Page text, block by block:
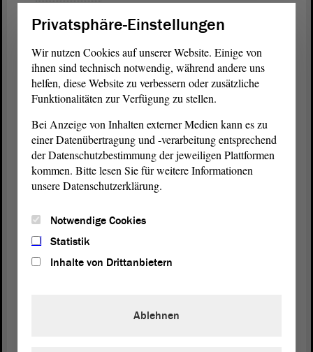
DIE LINKE: „Krisenkosten gerecht verteilen"
Mit dem Redebeitrag hätte die AfD-Fraktionden Beweis angetreten,
dass sie „die gefährlichsteParteifür dieDemokratiein unserem
Land“ sei, sagte Eva von Angern (DIE LINKE). Während für den
Ministerpräsidenten offenbar die Wirtschaft des Landes an erster
Stelle stehe, seien es bei ihrer
Fraktion
die Menschen. Diese seien,
laut Experten, mittlerweile nicht mehr nur von einer „relativen“,
sondern von einer „absoluten Armut“ bedroht.
Die Linken-Abgeordnete mahnte: „Die Maßnahmen greifen
angesichts der Tiefe der Krise zu kurz und kommen zu spät.“
Es komme jetzt darauf an, sozialgerechte Maßnahmen zu
beschließen und nicht zu warten, bis die Bundesregierung handle.
wirkt der Spaltung unserer Gesellschaft entgegen.“
habe ein Interesse daran, das Land durch die
Privatsphäre-Einstellungen
Wir nutzen Cookies auf unserer Website. Einige von
ihnen sind technisch notwendig, während andere uns
helfen, diese Website zu verbessern oder zusätzliche
Funktionalitäten zur Verfügung zu stellen.
Bei Anzeige von Inhalten externer Medien kann es zu
einer Datenübertragung und -verarbeitung entsprechend
der Datenschutzbestimmung der jeweiligen Plattformen
kommen. Bitte lesen Sie für weitere Informationen
unsere Datenschutzerklärung.
Notwendige Cookies
Statistik
Inhalte von Drittanbietern
Ablehnen